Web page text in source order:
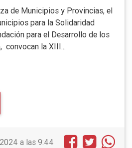
de Municipios y Provincias, el
para la Solidaridad
para el Desarrollo de los
convocan la XIII...
a las 9:44